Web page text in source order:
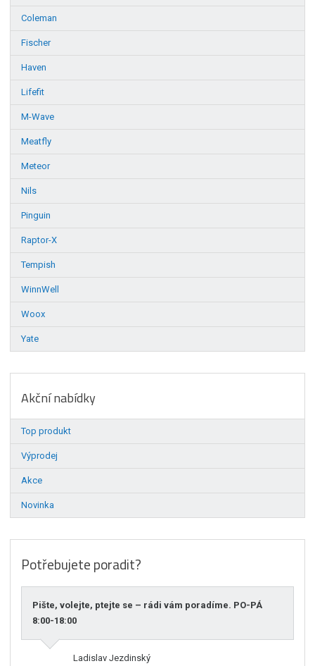
Coleman
Fischer
Haven
Lifefit
M-Wave
Meatfly
Meteor
Nils
Pinguin
Raptor-X
Tempish
WinnWell
Woox
Yate
Akční nabídky
Top produkt
Výprodej
Akce
Novinka
Potřebujete poradit?
Pište, volejte, ptejte se – rádi vám poradíme. PO-PÁ
8:00-18:00
Ladislav Jezdinský